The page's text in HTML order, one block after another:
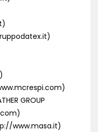
GROUP
www.masa.it)